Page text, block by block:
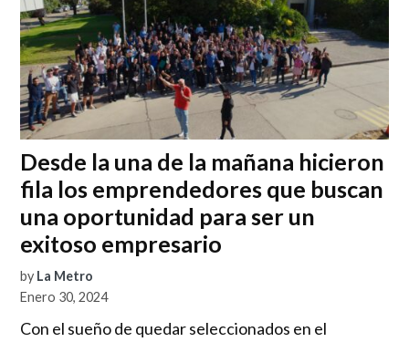
Desde la una de la mañana hicieron
fila los emprendedores que buscan
una oportunidad para ser un
exitoso empresario
by La Metro
Enero 30, 2024
Con el sueño de quedar seleccionados en el